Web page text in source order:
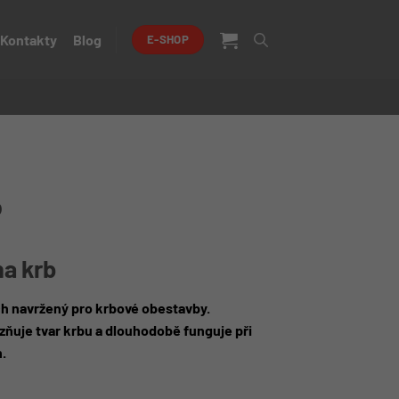
Kontakty Blog E-SHOP
krb
navržený pro krbové obestavby.
tvar krbu a dlouhodobě funguje při